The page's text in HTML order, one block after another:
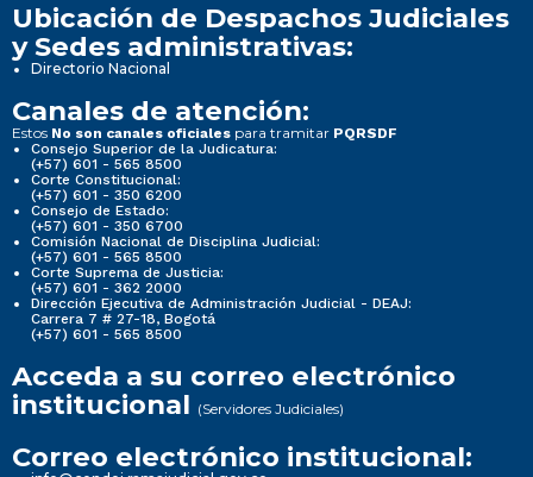
Ubicación de Despachos Judiciales
y Sedes administrativas:
Directorio Nacional
Canales de atención:
Estos No son canales oficiales para tramitar PQRSDF
Consejo Superior de la Judicatura:
(+57) 601 - 565 8500
Corte Constitucional:
(+57) 601 - 350 6200
Consejo de Estado:
(+57) 601 - 350 6700
Comisión Nacional de Disciplina Judicial:
(+57) 601 - 565 8500
Corte Suprema de Justicia:
(+57) 601 - 362 2000
Dirección Ejecutiva de Administración Judicial - DEAJ:
Carrera 7 # 27-18, Bogotá
(+57) 601 - 565 8500
Acceda a su correo electrónico
institucional (Servidores Judiciales)
Correo electrónico institucional: